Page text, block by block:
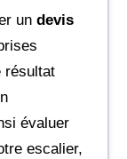
un devis
résultat
évaluer
escalier,